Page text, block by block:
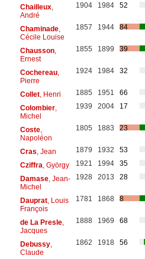
Chailleux,
André
1904 1984 52
Chaminade,
Cécile Louise
1857 1944 84
Chausson,
Ernest
1855 1899 39
Cochereau,
Pierre
1924 1984 32
Collet, Henri 1885 1951
66
Colombier,
Michel
1939 2004 17
Coste,
Napoléon
1805 1883 23
Cras , Jean 1879 1932
53
Cziffra , György 1921 1994
35
Damase, Jean-
Michel
1928 2013 28
Dauprat, Louis
François
1781 1868 8
de La Presle,
Jacques
1888 1969 68
Debussy,
Claude
1862 1918 56